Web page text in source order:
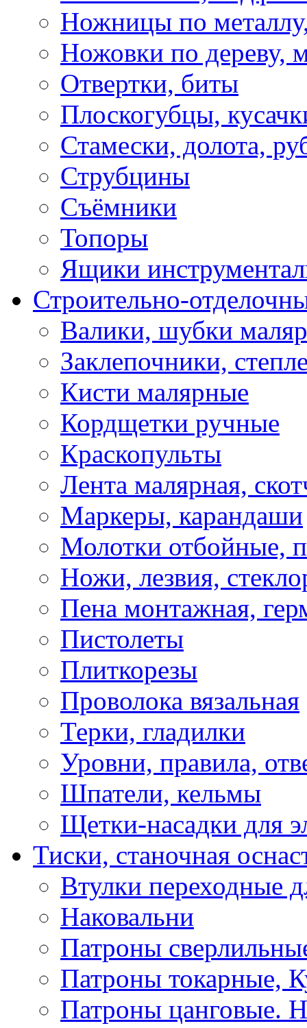
Ножницы по
Ножовки по дереву,
Отвертки, биты
Плоскогубцы,
Стамески, долота,
Струбцины
Съёмники
Топоры
Ящики
Строительно-
Валики, шубки
Заклепочники,
Кисти малярные
Кордщетки ручные
Краскопульты
Лента малярная,
Маркеры, карандаши
Молотки отбойные,
Ножи, лезвия,
Пена монтажная,
Пистолеты
Плиткорезы
Проволока вязальная
Терки, гладилки
Уровни, правила,
Шпатели, кельмы
Щетки-насадки для
Тиски, станочная
Втулки переходные
Наковальни
Патроны
Патроны токарные,
Патроны цанговые.